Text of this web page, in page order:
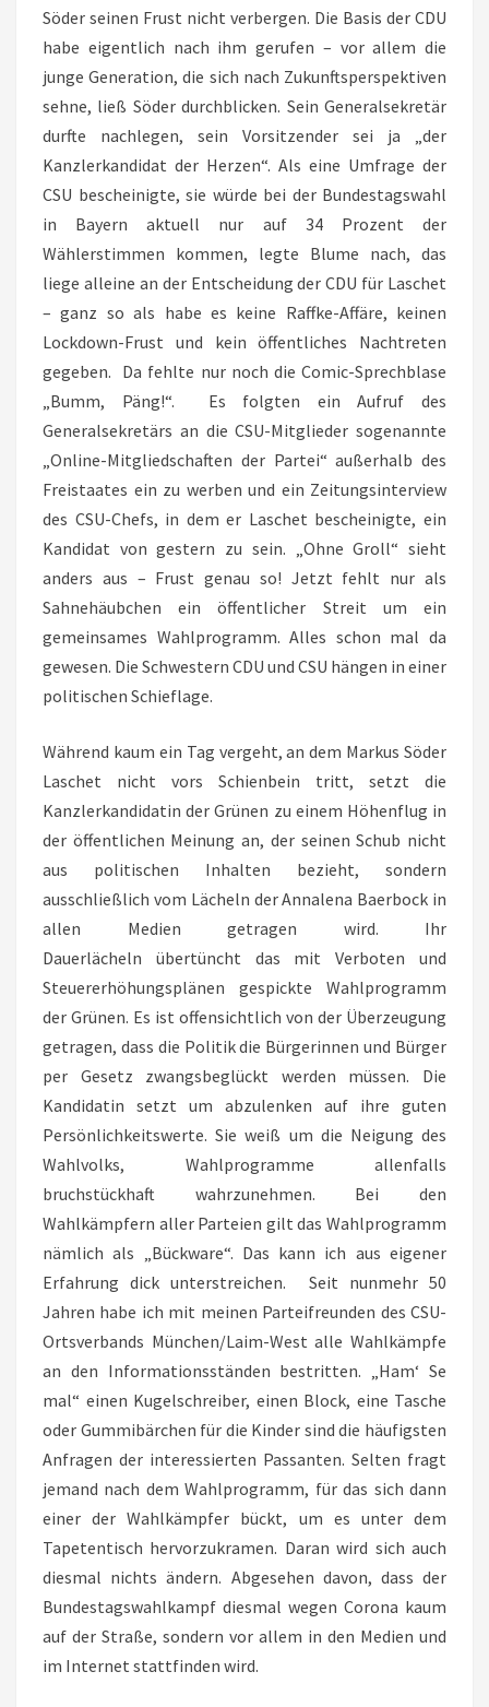
Söder seinen Frust nicht verbergen. Die Basis der CDU
habe eigentlich nach ihm gerufen – vor allem die
junge Generation, die sich nach Zukunftsperspektiven
sehne, ließ Söder durchblicken. Sein Generalsekretär
durfte nachlegen, sein Vorsitzender sei ja „der
Kanzlerkandidat der Herzen“. Als eine Umfrage der
CSU bescheinigte, sie würde bei der Bundestagswahl
in Bayern aktuell nur auf 34 Prozent der
Wählerstimmen kommen, legte Blume nach, das
liege alleine an der Entscheidung der CDU für Laschet
– ganz so als habe es keine Raffke-Affäre, keinen
Lockdown-Frust und kein öffentliches Nachtreten
gegeben. Da fehlte nur noch die Comic-Sprechblase
„Bumm, Päng!“. Es folgten ein Aufruf des
Generalsekretärs an die CSU-Mitglieder sogenannte
„Online-Mitgliedschaften der Partei“ außerhalb des
Freistaates ein zu werben und ein Zeitungsinterview
des CSU-Chefs, in dem er Laschet bescheinigte, ein
Kandidat von gestern zu sein. „Ohne Groll“ sieht
anders aus – Frust genau so! Jetzt fehlt nur als
Sahnehäubchen ein öffentlicher Streit um ein
gemeinsames Wahlprogramm. Alles schon mal da
gewesen. Die Schwestern CDU und CSU hängen in einer
politischen Schieflage.
Während kaum ein Tag vergeht, an dem Markus Söder
Laschet nicht vors Schienbein tritt, setzt die
Kanzlerkandidatin der Grünen zu einem Höhenflug in
der öffentlichen Meinung an, der seinen Schub nicht
aus politischen Inhalten bezieht, sondern
ausschließlich vom Lächeln der Annalena Baerbock in
allen Medien getragen wird. Ihr
Dauerlächeln übertüncht das mit Verboten und
Steuererhöhungsplänen gespickte Wahlprogramm
der Grünen. Es ist offensichtlich von der Überzeugung
getragen, dass die Politik die Bürgerinnen und Bürger
per Gesetz zwangsbeglückt werden müssen. Die
Kandidatin setzt um abzulenken auf ihre guten
Persönlichkeitswerte. Sie weiß um die Neigung des
Wahlvolks, Wahlprogramme allenfalls
bruchstückhaft wahrzunehmen. Bei den
Wahlkämpfern aller Parteien gilt das Wahlprogramm
nämlich als „Bückware“. Das kann ich aus eigener
Erfahrung dick unterstreichen. Seit nunmehr 50
Jahren habe ich mit meinen Parteifreunden des CSU-
Ortsverbands München/Laim-West alle Wahlkämpfe
an den Informationsständen bestritten. „Ham‘ Se
mal“ einen Kugelschreiber, einen Block, eine Tasche
oder Gummibärchen für die Kinder sind die häufigsten
Anfragen der interessierten Passanten. Selten fragt
jemand nach dem Wahlprogramm, für das sich dann
einer der Wahlkämpfer bückt, um es unter dem
Tapetentisch hervorzukramen. Daran wird sich auch
diesmal nichts ändern. Abgesehen davon, dass der
Bundestagswahlkampf diesmal wegen Corona kaum
auf der Straße, sondern vor allem in den Medien und
im Internet stattfinden wird.